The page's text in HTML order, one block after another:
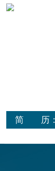
简 历：